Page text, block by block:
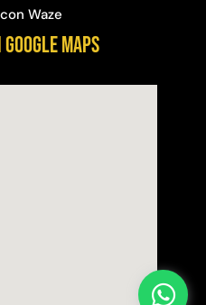
Waze
MAPS